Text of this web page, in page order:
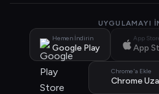
UYGULAMAYI
Hemen İndirin
Google Play
App
App
Chrome'a Ekle
Chrome